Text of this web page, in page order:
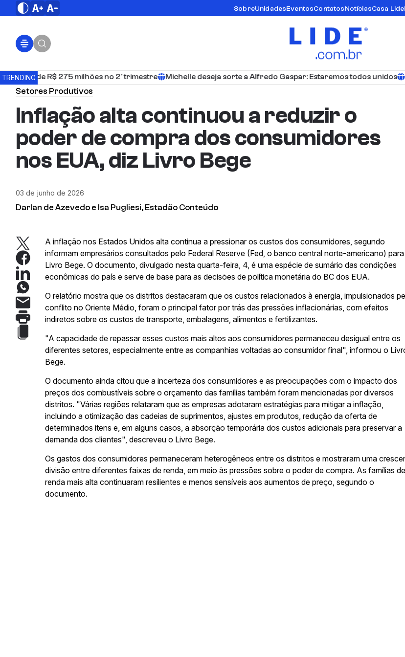
SobreUnidadesEventosContatosNotíciasCasa Lide
TRENDINGde R$ 275 milhões no 2º trimestre Michelle deseja sorte a Alfredo Gaspar: Estaremos todos unidos
Setores Produtivos
Inflação alta continuou a reduzir o
poder de compra dos consumidores
nos EUA, diz Livro Bege
03 de junho de 2026
Darlan de Azevedo e Isa Pugliesi, Estadão Conteúdo
A inflação nos Estados Unidos alta continua a pressionar os custos dos consumidores, segundo
informam empresários consultados pelo Federal Reserve (Fed, o banco central norte-americano)
Livro Bege. O documento, divulgado nesta quarta-feira, 4, é uma espécie de sumário das condições
econômicas do país e serve de base para as decisões de política monetária do BC dos EUA.
O relatório mostra que os distritos destacaram que os custos relacionados à energia, impulsionados
conflito no Oriente Médio, foram o principal fator por trás das pressões inflacionárias, com efeitos
indiretos sobre os custos de transporte, embalagens, alimentos e fertilizantes.
"A capacidade de repassar esses custos mais altos aos consumidores permaneceu desigual entre os
diferentes setores, especialmente entre as companhias voltadas ao consumidor final", informou o
Bege.
O documento ainda citou que a incerteza dos consumidores e as preocupações com o impacto dos
preços dos combustíveis sobre o orçamento das famílias também foram mencionadas por diversos
distritos. "Várias regiões relataram que as empresas adotaram estratégias para mitigar a inflação,
incluindo a otimização das cadeias de suprimentos, ajustes em produtos, redução da oferta de
determinados itens e, em alguns casos, a absorção temporária dos custos adicionais para preservar a
demanda dos clientes", descreveu o Livro Bege.
Os gastos dos consumidores permaneceram heterogêneos entre os distritos e mostraram uma
divisão entre diferentes faixas de renda, em meio às pressões sobre o poder de compra. As famílias de
renda mais alta continuaram resilientes e menos sensíveis aos aumentos de preço, segundo o
documento.